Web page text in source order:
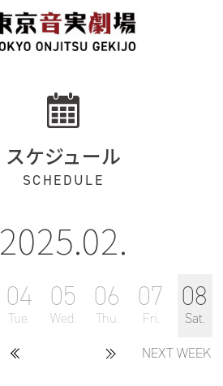
スケジュール
SCHEDULE
2025.02.
04
Tue.
05
Wed.
06
Thu.
07
Fri.
08
Sat.
NEXT WEEK